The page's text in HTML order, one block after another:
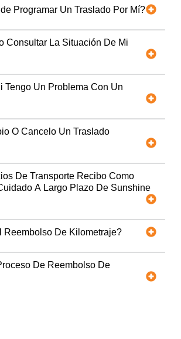
Programar Un Traslado Por Mí?
Consultar La Situación De Mi
Tengo Un Problema Con Un
O Cancelo Un Traslado
De Transporte Recibo Como
A Largo Plazo De Sunshine
Reembolso De Kilometraje?
De Reembolso De